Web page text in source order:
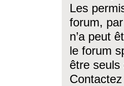
Les
forum,
n’a peut
le forum
être seuls